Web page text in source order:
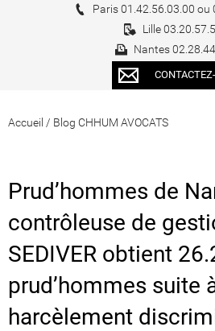
Paris 01.42.56.03.00 ou
Lille
Nantes
Accueil / Blog CHHUM AVOCATS
Prud’hommes de
contrôleuse de
SEDIVER obtient
prud’hommes suite
harcèlement